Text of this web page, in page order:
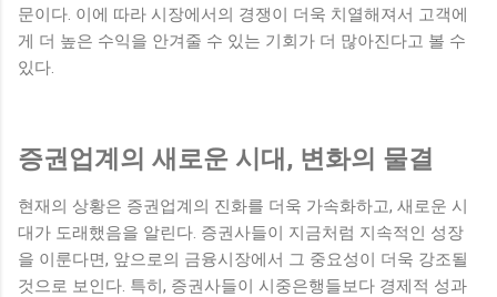
문이다. 이에 따라 시장에서의 경쟁이 더욱 치열해져서 고객에
게 더 높은 수익을 안겨줄 수 있는 기회가 더 많아진다고 볼 수
있다.
증권업계의 새로운 시대, 변화의 물결
현재의 상황은 증권업계의 진화를 더욱 가속화하고, 새로운 시
대가 도래했음을 알린다. 증권사들이 지금처럼 지속적인 성장
을 이룬다면, 앞으로의 금융시장에서 그 중요성이 더욱 강조될
것으로 보인다. 특히, 증권사들이 시중은행들보다 경제적 성과